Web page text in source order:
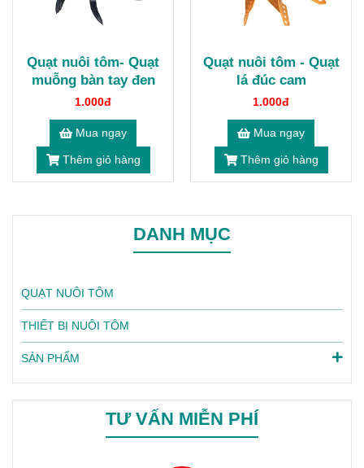
Quạt nuôi tôm- Quạt
muỗng bàn tay đen
1.000đ
Mua ngay
Thêm giỏ hàng
Quạt nuôi tôm - Quạt
lá đúc cam
1.000đ
Mua ngay
Thêm giỏ hàng
DANH MỤC
QUẠT NUÔI TÔM
THIẾT BỊ NUÔI TÔM
SẢN PHẨM
TƯ VẤN MIỄN PHÍ